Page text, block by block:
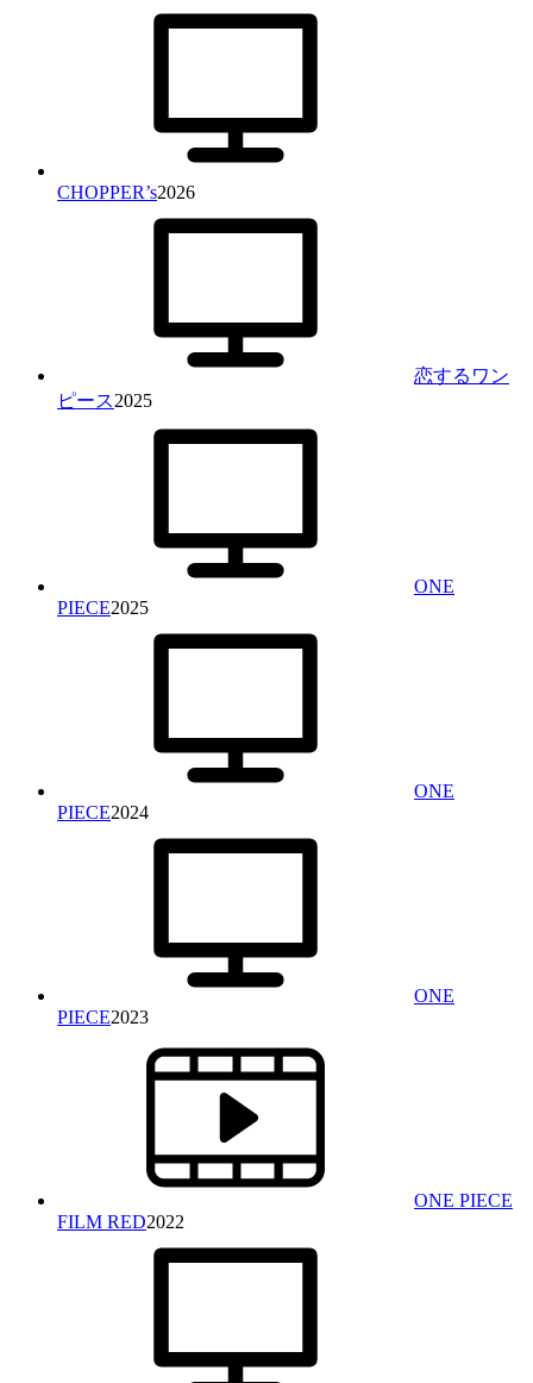
CHOPPER’s2026
恋するワン
ピース2025
ONE
PIECE2025
ONE
PIECE2024
ONE
PIECE2023
ONE PIECE
FILM RED2022